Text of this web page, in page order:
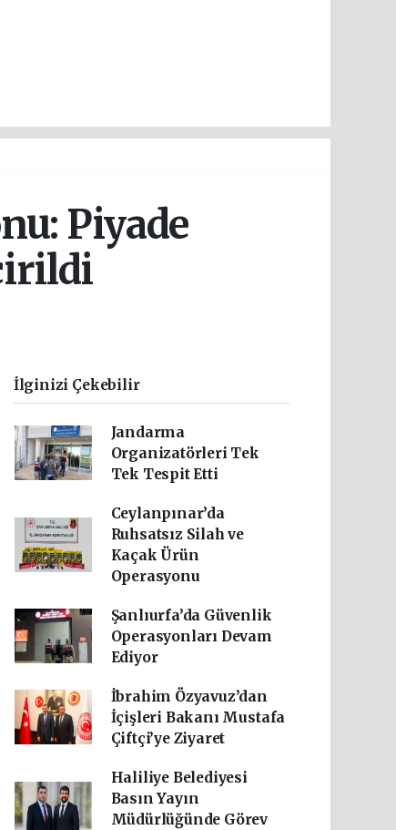
Piyade
İlginizi Çekebilir
Jandarma
Organizatörleri Tek
Tek Tespit Etti
Ceylanpınar’da
Ruhsatsız Silah ve
Kaçak Ürün
Operasyonu
Şanlıurfa’da Güvenlik
Operasyonları Devam
Ediyor
İbrahim Özyavuz’dan
İçişleri Bakanı Mustafa
Çiftçi’ye Ziyaret
Haliliye Belediyesi
Basın Yayın
Müdürlüğünde Görev